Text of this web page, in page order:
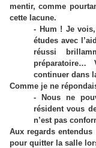
mentir, comme
cette lacune.
- Hum ! Je
études avec
réussi
préparatoire…
continuer dans
Comme je ne
- Nous ne
résident vous
n’est pas
Aux regards
pour quitter la salle